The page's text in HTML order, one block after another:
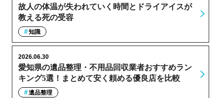
故人の体温が失われていく時間とドライアイスが
教える死の受容
知識
愛知県の遺品整理・不用品回収業者おすすめラン
キング5選！まとめて安く頼める優良店を比較
2026.06.30
遺品整理